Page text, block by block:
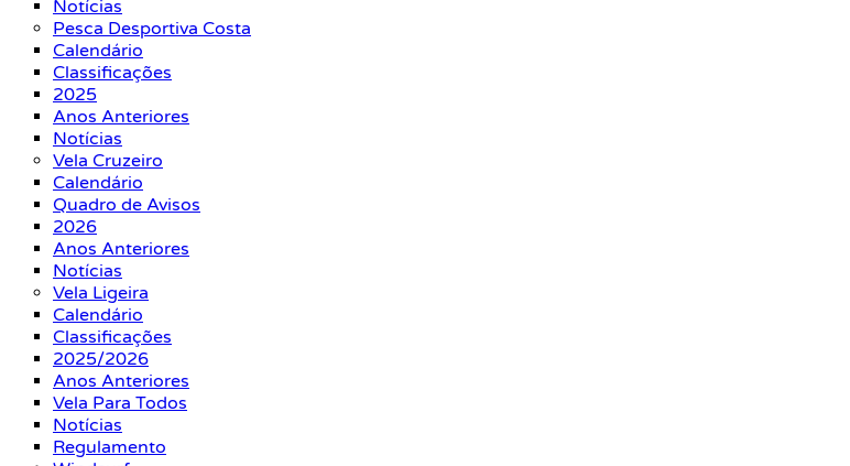
Notícias
Pesca Desportiva Costa
Calendário
Classificações
2025
Anos Anteriores
Notícias
Vela Cruzeiro
Calendário
Quadro de Avisos
2026
Anos Anteriores
Notícias
Vela Ligeira
Calendário
Classificações
2025/2026
Anos Anteriores
Vela Para Todos
Notícias
Regulamento